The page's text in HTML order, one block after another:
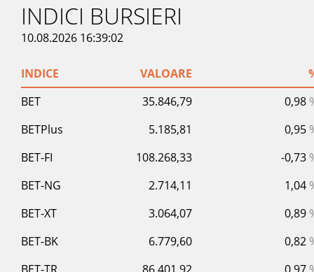
INDICI BURSIERI
10.08.2026 16:39:02
INDICE VALOARE
BET
35.846,79 0,98
BETPlus
5.185,81 0,95
BET-FI
108.268,33 -0,73
BET-NG
2.714,11 1,04
BET-XT
3.064,07 0,89
BET-BK
6.779,60 0,82